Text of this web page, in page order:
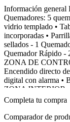
encendido
Tipo de
montaje
Piso
Mostrar más
Información
Quemadores: 5
vidrio templado •
incorporadas •
sellados - 1
Quemador Rápido -
ZONA DE
Encendido directo
digital con alarma •
ZONA INTERIOR •
TermoPresición con
Grill a gas •
automático de luz de
Completa tu compra
Comparador de